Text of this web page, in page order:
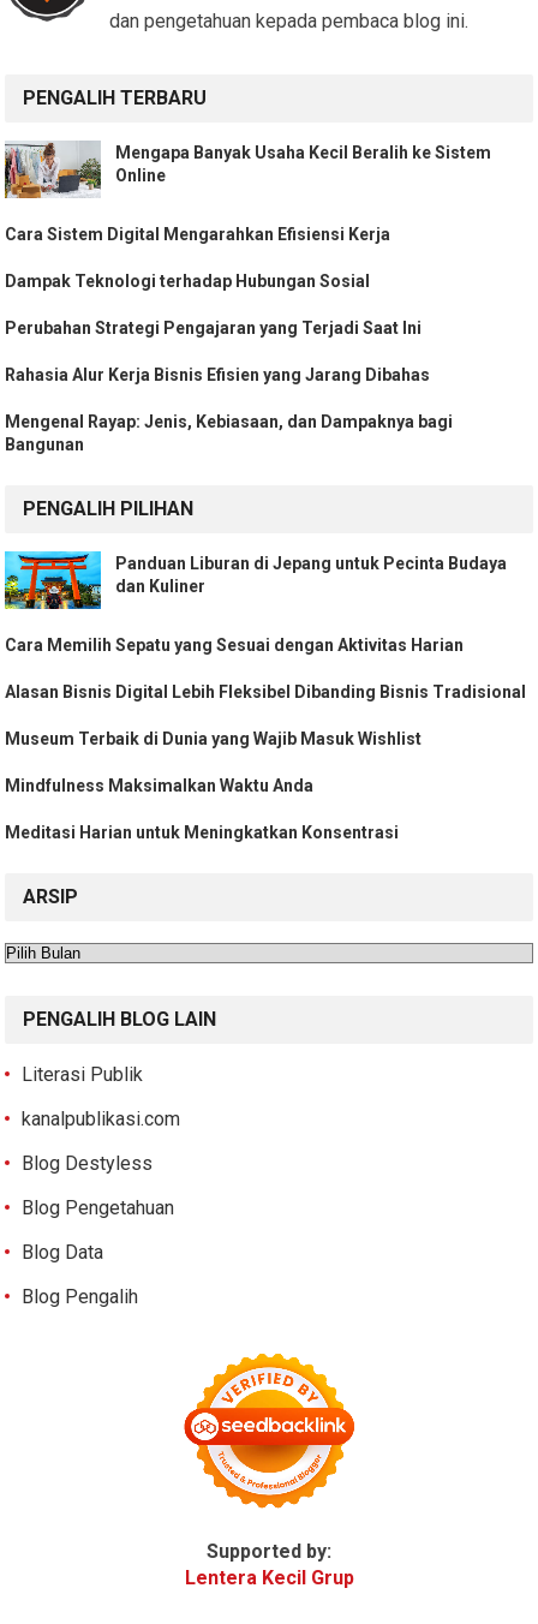
dan pengetahuan kepada pembaca blog ini.
PENGALIH TERBARU
Mengapa Banyak Usaha Kecil Beralih ke Sistem
Online
Cara Sistem Digital Mengarahkan Efisiensi Kerja
Dampak Teknologi terhadap Hubungan Sosial
Perubahan Strategi Pengajaran yang Terjadi Saat Ini
Rahasia Alur Kerja Bisnis Efisien yang Jarang Dibahas
Mengenal Rayap: Jenis, Kebiasaan, dan Dampaknya bagi
Bangunan
PENGALIH PILIHAN
Panduan Liburan di Jepang untuk Pecinta Budaya
dan Kuliner
Cara Memilih Sepatu yang Sesuai dengan Aktivitas Harian
Alasan Bisnis Digital Lebih Fleksibel Dibanding Bisnis Tradisional
Museum Terbaik di Dunia yang Wajib Masuk Wishlist
Mindfulness Maksimalkan Waktu Anda
Meditasi Harian untuk Meningkatkan Konsentrasi
ARSIP
Arsip
PENGALIH BLOG LAIN
Literasi Publik
kanalpublikasi.com
Blog Destyless
Blog Pengetahuan
Blog Data
Blog Pengalih
Supported by:
Lentera Kecil Grup